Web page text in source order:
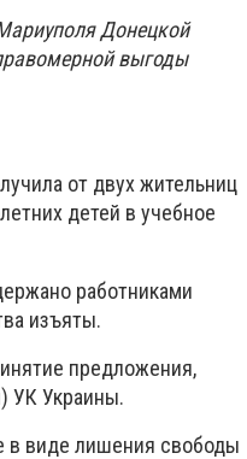
Донецкой
выгоды
от двух жительниц
детей в учебное
работниками
изъяты.
предложения,
УК Украины.
в виде лишения свободы